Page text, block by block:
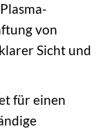
von
Sicht und
für einen